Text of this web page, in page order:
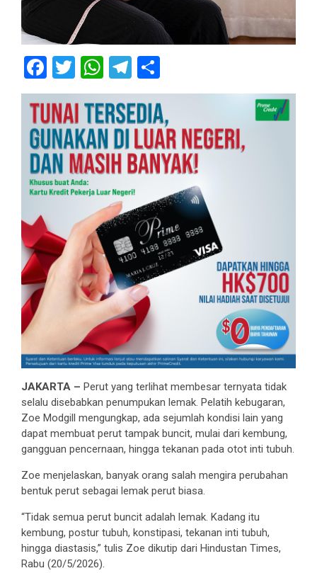
Facebook
Twitter
WhatsApp
Telegram
JAKARTA – Perut yang terlihat membesar ternyata tidak
selalu disebabkan penumpukan lemak. Pelatih kebugaran,
Zoe Modgill mengungkap, ada sejumlah kondisi lain yang
dapat membuat perut tampak buncit, mulai dari kembung,
gangguan pencernaan, hingga tekanan pada otot inti tubuh.
Zoe menjelaskan, banyak orang salah mengira perubahan
bentuk perut sebagai lemak perut biasa.
“Tidak semua perut buncit adalah lemak. Kadang itu
kembung, postur tubuh, konstipasi, tekanan inti tubuh,
hingga diastasis,” tulis Zoe dikutip dari Hindustan Times,
Rabu (20/5/2026).